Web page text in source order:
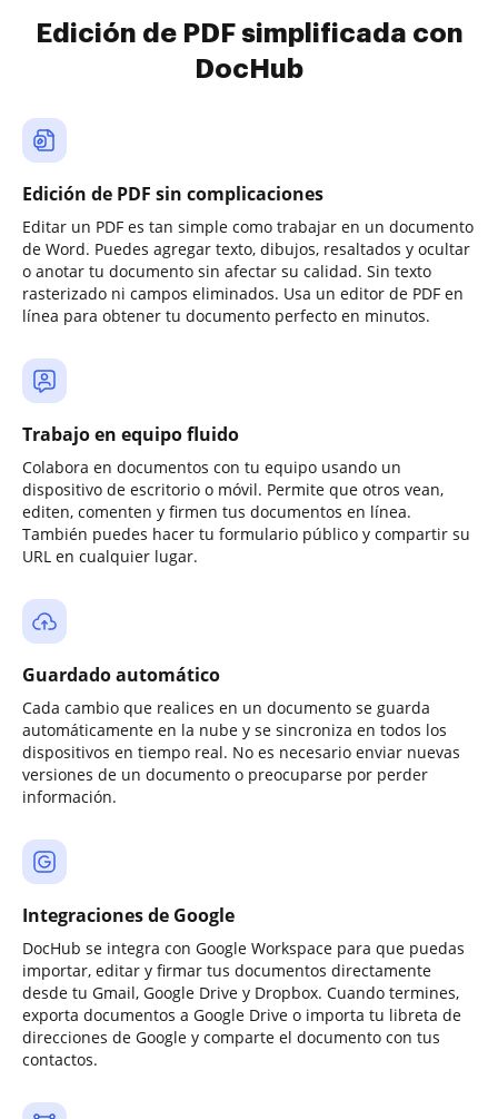
Edición de PDF simplificada con
DocHub
Edición de PDF sin complicaciones
Editar un PDF es tan simple como trabajar en un documento
de Word. Puedes agregar texto, dibujos, resaltados y ocultar
o anotar tu documento sin afectar su calidad. Sin texto
rasterizado ni campos eliminados. Usa un editor de PDF en
línea para obtener tu documento perfecto en minutos.
Trabajo en equipo fluido
Colabora en documentos con tu equipo usando un
dispositivo de escritorio o móvil. Permite que otros vean,
editen, comenten y firmen tus documentos en línea.
También puedes hacer tu formulario público y compartir su
URL en cualquier lugar.
Guardado automático
Cada cambio que realices en un documento se guarda
automáticamente en la nube y se sincroniza en todos los
dispositivos en tiempo real. No es necesario enviar nuevas
versiones de un documento o preocuparse por perder
información.
Integraciones de Google
DocHub se integra con Google Workspace para que puedas
importar, editar y firmar tus documentos directamente
desde tu Gmail, Google Drive y Dropbox. Cuando termines,
exporta documentos a Google Drive o importa tu libreta de
direcciones de Google y comparte el documento con tus
contactos.